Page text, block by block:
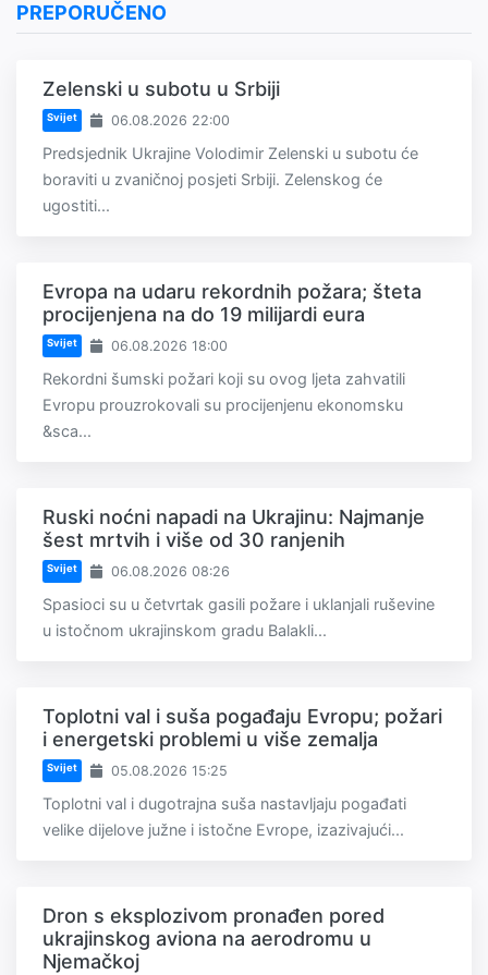
PREPORUČENO
Zelenski u subotu u Srbiji
Svijet 06.08.2026 22:00
Predsjednik Ukrajine Volodimir Zelenski u subotu će
boraviti u zvaničnoj posjeti Srbiji. Zelenskog će
ugostiti...
Evropa na udaru rekordnih požara; šteta
procijenjena na do 19 milijardi eura
Svijet 06.08.2026 18:00
Rekordni šumski požari koji su ovog ljeta zahvatili
Evropu prouzrokovali su procijenjenu ekonomsku
&sca...
Ruski noćni napadi na Ukrajinu: Najmanje
šest mrtvih i više od 30 ranjenih
Svijet 06.08.2026 08:26
Spasioci su u četvrtak gasili požare i uklanjali ruševine
u istočnom ukrajinskom gradu Balakli...
Toplotni val i suša pogađaju Evropu; požari
i energetski problemi u više zemalja
Svijet 05.08.2026 15:25
Toplotni val i dugotrajna suša nastavljaju pogađati
velike dijelove južne i istočne Evrope, izazivajući...
Dron s eksplozivom pronađen pored
ukrajinskog aviona na aerodromu u
Njemačkoj